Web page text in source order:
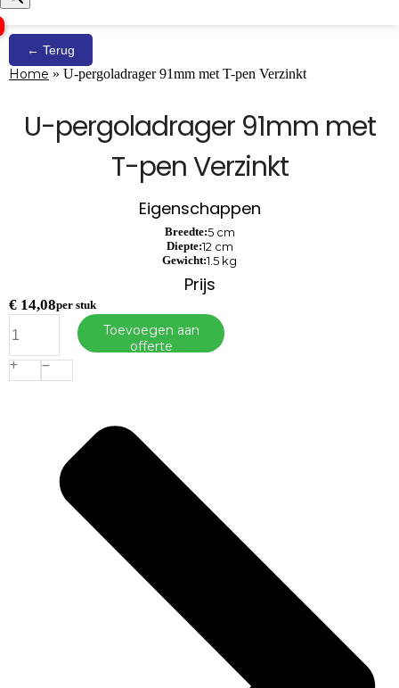
← Terug
Home » U-pergoladrager 91mm met T-pen Verzinkt
U-pergoladrager 91mm met
T-pen Verzinkt
Eigenschappen
Breedte:5 cm
Diepte:12 cm
Gewicht:1.5 kg
Prijs
€ 14,08per stuk
pergoladrager
91mm
met
T-
Toevoegen aan
offerte